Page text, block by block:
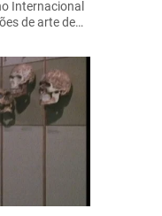
Internacional
de arte de…